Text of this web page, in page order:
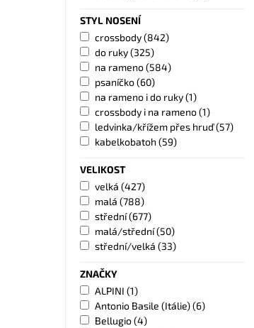
STYL NOSENÍ
crossbody(842)
do ruky(325)
na rameno(584)
psaníčko(60)
na rameno i do ruky(1)
crossbody i na rameno(1)
ledvinka/křížem přes hruď(57)
kabelkobatoh (59)
VELIKOST
velká (427)
malá (788)
střední(677)
malá/střední(50)
střední/velká (33)
ZNAČKY
ALPINI (1)
Antonio Basile (Itálie)(6)
Bellugio(4)